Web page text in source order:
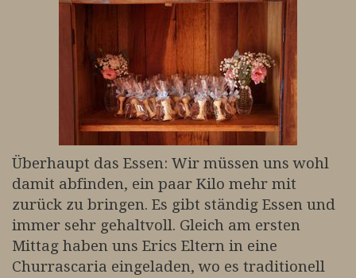
Überhaupt das Essen: Wir müssen uns wohl
damit abfinden, ein paar Kilo mehr mit
zurück zu bringen. Es gibt ständig Essen und
immer sehr gehaltvoll. Gleich am ersten
Mittag haben uns Erics Eltern in eine
Churrascaria eingeladen, wo es traditionell